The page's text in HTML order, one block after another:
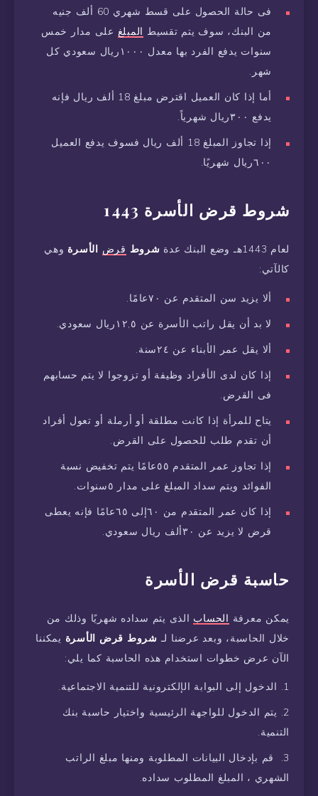
فى حالة الحصول على قسط شهري 60 ألف جنيه
من البنك، سوف يتم تقسيط المبلغ على مدار خمس
سنوات يدفع الفرد بها معدل ١٠٠٠ريال سعودي كل
شهر.
أما إذا كان العميل اقترض مبلغ 18 ألف ريال فإنه
يدفع ٣٠٠ريال شهرياً.
إذا تجاوز المبلغ 18 ألف ريال فسوف يدفع العميل
٦٠٠ريال شهريًا.
شروط قرض الأسرة 1443
لعام 1443هـ وضع البنك عدة شروط قرض الأسرة وهي
كالآتي:
ألا يزيد سن المتقدم عن ٧٠عامًا.
لا بد أن يقل راتب الأسرة عن ١٢,٥ريال سعودي.
ألا يقل عمر الأبناء عن ٢٤سنة.
إذا كان لدى الأفراد وظيفة أو تزوجوا لا يتم حسابهم
فى القرض.
يتاح للمرأة إذا كانت مطلقة أو أرملة أو تعول أفراد
أن تقدم طلب للحصول على القرض.
إذا تجاوز عمر المتقدم ٥٥عامًا يتم تخفيض نسبة
الفوائد ويتم سداد المبلغ على مدار ٥سنوات.
إذا كان عمر المتقدم من ٦٠إلى ٦٥عامًا فإنه يعطى
قرض لا يزيد عن ٣٠ألف ريال سعودي.
حاسبة قرض الأسرة
يمكن معرفة الحساب الذى يتم سداده شهريًا وذلك من
خلال الحاسبة، وبعد عرضنا لـ شروط قرض الأسرة يمكننا
الآن عرض خطوات استخدام هذه الحاسبة كما يلي:
الدخول إلى البوابة الإلكترونية للتنمية الاجتماعية.
يتم الدخول للواجهة الرئيسية واختيار حاسبة بنك
التنمية.
قم بإدخال البيانات المطلوبة ومنها مبلغ الراتب
الشهري ، المبلغ المطلوب سداده.